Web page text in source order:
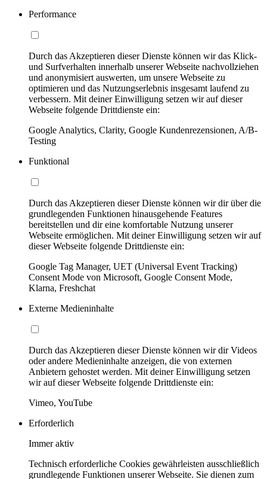
Performance
Durch das Akzeptieren dieser Dienste können wir das Klick-
und Surfverhalten innerhalb unserer Webseite nachvollziehen
und anonymisiert auswerten, um unsere Webseite zu
optimieren und das Nutzungserlebnis insgesamt laufend zu
verbessern. Mit deiner Einwilligung setzen wir auf dieser
Webseite folgende Drittdienste ein:
Google Analytics, Clarity, Google Kundenrezensionen, A/B-
Testing
Funktional
Durch das Akzeptieren dieser Dienste können wir dir über die
grundlegenden Funktionen hinausgehende Features
bereitstellen und dir eine komfortable Nutzung unserer
Webseite ermöglichen. Mit deiner Einwilligung setzen wir auf
dieser Webseite folgende Drittdienste ein:
Google Tag Manager, UET (Universal Event Tracking)
Consent Mode von Microsoft, Google Consent Mode,
Klarna, Freshchat
Externe Medieninhalte
Durch das Akzeptieren dieser Dienste können wir dir Videos
oder andere Medieninhalte anzeigen, die von externen
Anbietern gehostet werden. Mit deiner Einwilligung setzen
wir auf dieser Webseite folgende Drittdienste ein:
Vimeo, YouTube
Erforderlich
Immer aktiv
Technisch erforderliche Cookies gewährleisten ausschließlich
grundlegende Funktionen unserer Webseite. Sie dienen zum